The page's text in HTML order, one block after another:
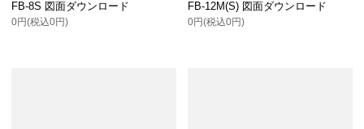
FB-8S 図面ダウンロード
0円(税込0円)
FB-12M(S) 図面ダウンロード
0円(税込0円)